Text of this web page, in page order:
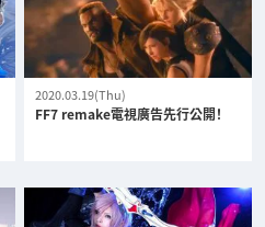
2020.03.19(Thu)
FF7 remake電視廣告先行公開！